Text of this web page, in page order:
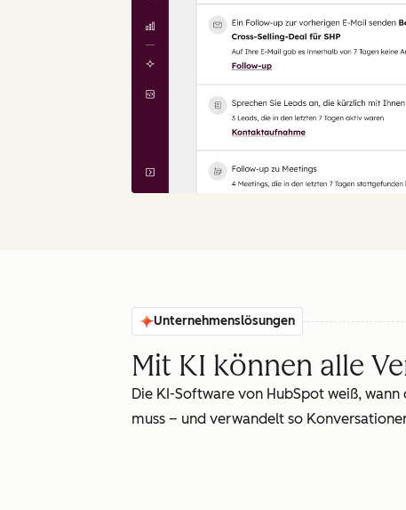
Unternehmenslösungen
Mit KI können alle
Die KI-Software von HubSpot weiß,
muss – und verwandelt so